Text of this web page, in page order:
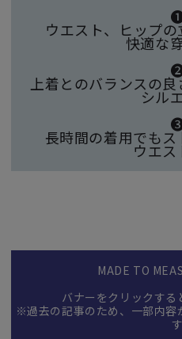
ウエスト、ヒップ
快適な
上着とのバランスの
シル
長時間の着用でも
ウエス
MADE TO
バナーをクリックす
※過去の記事のため、一部内容
す